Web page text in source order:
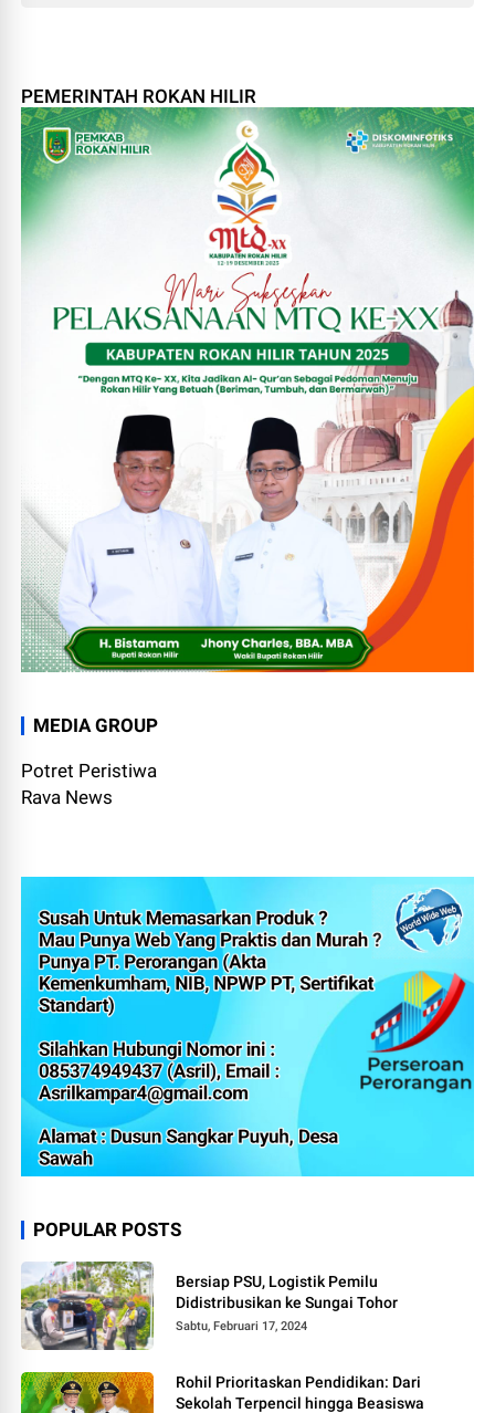
PEMERINTAH ROKAN HILIR
MEDIA GROUP
Potret Peristiwa
Rava News
POPULAR POSTS
Bersiap PSU, Logistik Pemilu
Didistribusikan ke Sungai Tohor
Sabtu, Februari 17, 2024
Rohil Prioritaskan Pendidikan: Dari
Sekolah Terpencil hingga Beasiswa